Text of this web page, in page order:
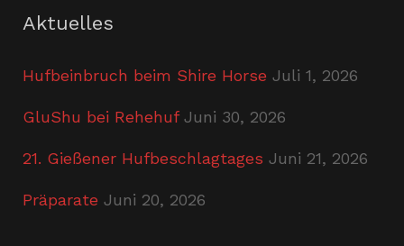
Aktuelles
Hufbeinbruch beim Shire Horse Juli 1, 2026
GluShu bei Rehehuf Juni 30, 2026
21. Gießener Hufbeschlagtages Juni 21, 2026
Präparate Juni 20, 2026